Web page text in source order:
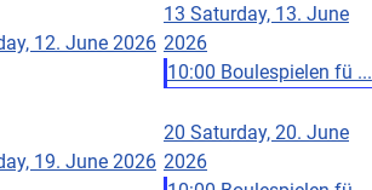
12. June 2026
13 Saturday, 13. June
2026
10:00 Boulespielen fü ...
19. June 2026
20 Saturday, 20. June
2026